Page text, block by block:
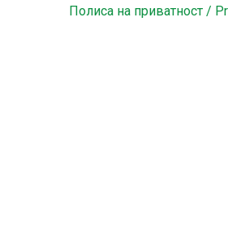
Полиса на приватност /